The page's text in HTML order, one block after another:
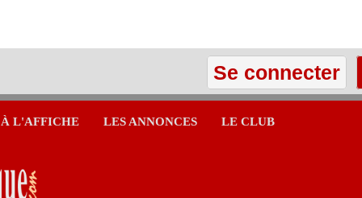
Se connecter
À L'AFFICHE LES ANNONCES LE CLUB